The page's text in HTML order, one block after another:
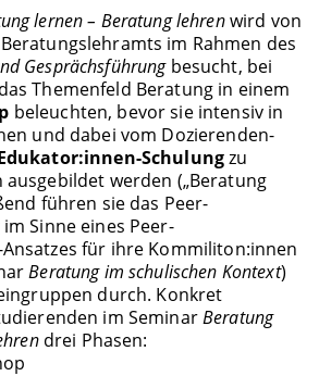
lernen – Beratung lehrenwird von
im Rahmen des
Gesprächsführungbesucht, bei
Themenfeld Beratung in einem
beleuchten, bevor sie intensiv in
und dabei vom Dozierenden-
Schulungzu
werden („Beratung
führen sie das Peer-
Sinne eines Peer-
für ihre Kommiliton:innen
Beratung im schulischen Kontext)
durch. Konkret
im SeminarBeratung
drei Phasen: